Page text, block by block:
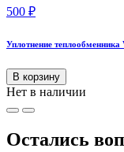
500 ₽
Уплотнение
В корзину
Нет в наличии
Остались